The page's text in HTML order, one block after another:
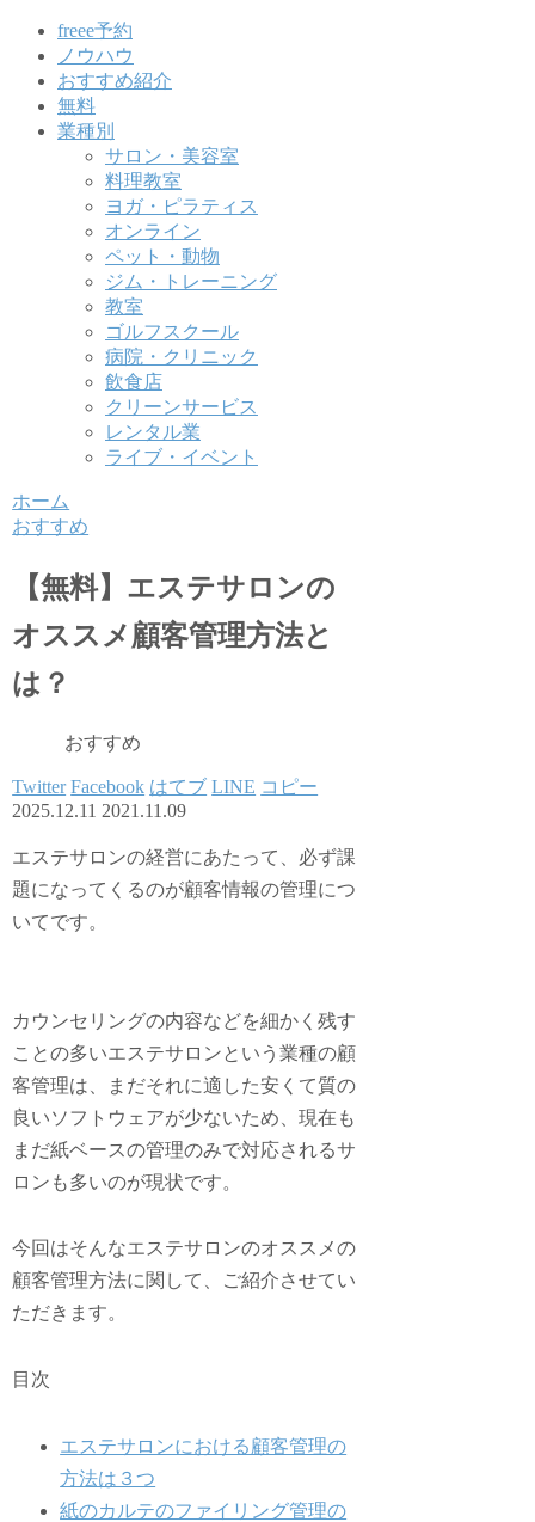
freee予約
ノウハウ
おすすめ紹介
無料
業種別
サロン・美容室
料理教室
ヨガ・ピラティス
オンライン
ペット・動物
ジム・トレーニング
教室
ゴルフスクール
病院・クリニック
飲食店
クリーンサービス
レンタル業
ライブ・イベント
ホーム
おすすめ
【無料】エステサロンの
オススメ顧客管理方法と
は？
おすすめ
Twitter Facebook はてブ LINE コピー
2025.12.11 2021.11.09
エステサロンの経営にあたって、必ず課
題になってくるのが顧客情報の管理につ
いてです。
カウンセリングの内容などを細かく残す
ことの多いエステサロンという業種の顧
客管理は、まだそれに適した安くて質の
良いソフトウェアが少ないため、現在も
まだ紙ベースの管理のみで対応されるサ
ロンも多いのが現状です。
今回はそんなエステサロンのオススメの
顧客管理方法に関して、ご紹介させてい
ただきます。
目次
エステサロンにおける顧客管理の
方法は３つ
紙のカルテのファイリング管理の